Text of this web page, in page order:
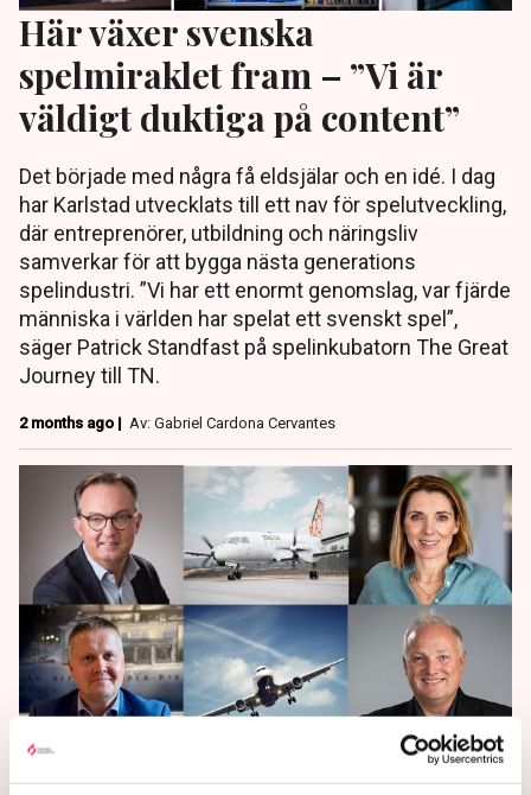
Här växer svenska
spelmiraklet fram – ”Vi är
väldigt duktiga på content”
Det började med några få eldsjälar och en idé. I dag
har Karlstad utvecklats till ett nav för spelutveckling,
där entreprenörer, utbildning och näringsliv
samverkar för att bygga nästa generations
spelindustri. ”Vi har ett enormt genomslag, var fjärde
människa i världen har spelat ett svenskt spel”,
säger Patrick Standfast på spelinkubatorn The Great
Journey till TN.
2 months ago | Av: Gabriel Cardona Cervantes
Nya trenden: Här räddar